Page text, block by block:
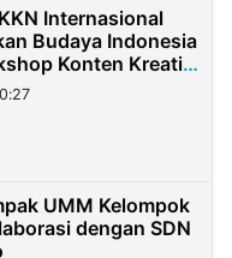
Internasional
Budaya Indonesia
Konten Kreatif
UMM Kelompok
dengan SDN